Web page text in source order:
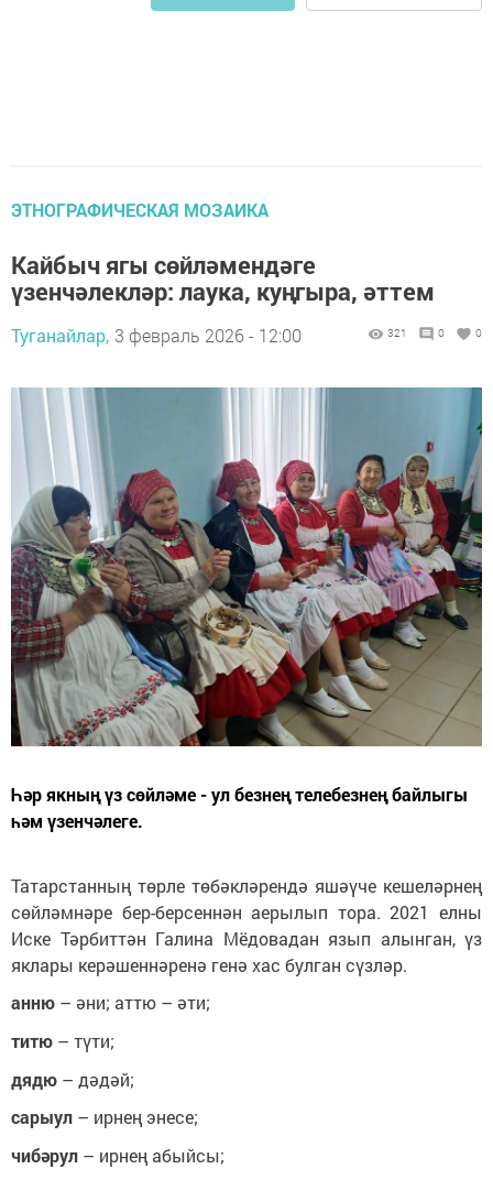
ЭТНОГРАФИЧЕСКАЯ МОЗАИКА
Кайбыч ягы сөйләмендәге
үзенчәлекләр: лаука, куңгыра, әттем
Туганайлар, 3 февраль 2026 - 12:00 321 0 0
Һәр якның үз сөйләме - ул безнең телебезнең байлыгы
һәм үзенчәлеге.
Татарстанның төрле төбәкләрендә яшәүче кешеләрнең
сөйләмнәре бер-берсеннән аерылып тора. 2021 елны
Иске Тәрбиттән Галина Мёдовадан язып алынган, үз
яклары керәшеннәренә генә хас булган сүзләр.
анню – әни; аттю – әти;
титю – түти;
дядю – дәдәй;
сарыул – ирнең энесе;
чибәрул – ирнең абыйсы;